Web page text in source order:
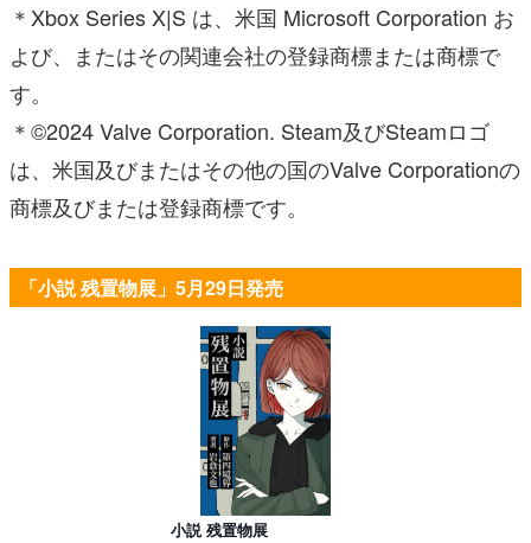
＊Xbox Series X|S は、米国 Microsoft Corporation お
よび、またはその関連会社の登録商標または商標で
す。
＊©2024 Valve Corporation. Steam及びSteamロゴ
は、米国及びまたはその他の国のValve Corporationの
商標及びまたは登録商標です。
「小説 残置物展」5月29日発売
小説 残置物展